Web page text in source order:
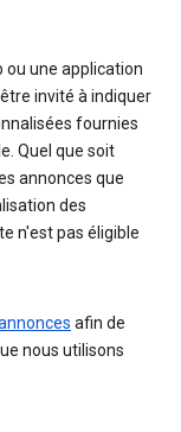
ou une application
invité à indiquer
fournies
Quel que soit
annonces que
des
n'est pas éligible
afin de
nous utilisons